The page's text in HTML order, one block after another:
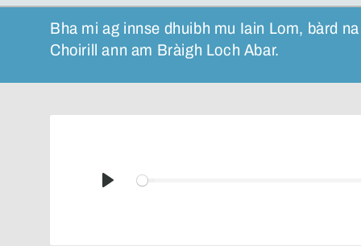
Bha mi ag innse dhuibh mu Iain Lom, bàrd
Choirill ann am Bràigh Loch Abar.
Play